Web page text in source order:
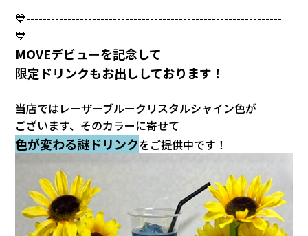
💙--------------------------------------------------------------
💙
MOVEデビューを記念して
限定ドリンクもお出ししております！
当店ではレーザーブルークリスタルシャイン色が
ございます、そのカラーに寄せて
色が変わる謎ドリンクをご提供中です！